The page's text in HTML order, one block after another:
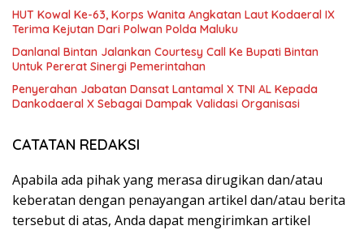
HUT Kowal Ke-63, Korps Wanita Angkatan Laut Kodaeral IX
Terima Kejutan Dari Polwan Polda Maluku
Danlanal Bintan Jalankan Courtesy Call Ke Bupati Bintan
Untuk Pererat Sinergi Pemerintahan
Penyerahan Jabatan Dansat Lantamal X TNI AL Kepada
Dankodaeral X Sebagai Dampak Validasi Organisasi
CATATAN REDAKSI
Apabila ada pihak yang merasa dirugikan dan/atau
keberatan dengan penayangan artikel dan/atau berita
tersebut di atas, Anda dapat mengirimkan artikel